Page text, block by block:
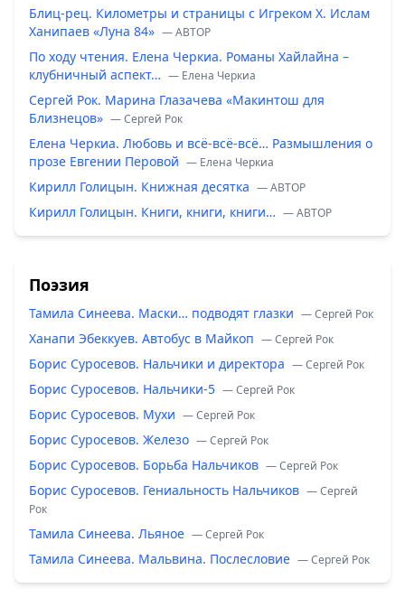
Блиц-рец. Километры и страницы с Игреком Х. Ислам
Ханипаев «Луна 84» — ABTOP
По ходу чтения. Елена Черкиа. Романы Хайлайна –
клубничный аспект… — Елена Черкиа
Сергей Рок. Марина Глазачева «Макинтош для
Близнецов» — Сергей Рок
Елена Черкиа. Любовь и всё-всё-всё… Размышления о
прозе Евгении Перовой — Елена Черкиа
Кирилл Голицын. Книжная десятка — ABTOP
Кирилл Голицын. Книги, книги, книги… — ABTOP
Поэзия
Тамила Синеева. Маски… подводят глазки — Сергей Рок
Ханапи Эбеккуев. Автобус в Майкоп — Сергей Рок
Борис Суросевов. Нальчики и директора — Сергей Рок
Борис Суросевов. Нальчики-5 — Сергей Рок
Борис Суросевов. Мухи — Сергей Рок
Борис Суросевов. Железо — Сергей Рок
Борис Суросевов. Борьба Нальчиков — Сергей Рок
Борис Суросевов. Гениальность Нальчиков — Сергей
Рок
Тамила Синеева. Льяное — Сергей Рок
Тамила Синеева. Мальвина. Послесловие — Сергей Рок